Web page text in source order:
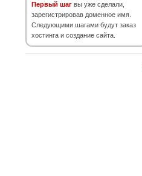
Первый шаг вы уже сделали,
зарегистрировав доменное имя.
Следующими шагами будут заказ
хостинга и создание сайта.